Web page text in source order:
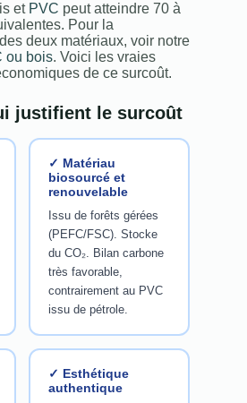
et PVC peut atteindre 70 à
Pour la
deux matériaux, voir notre
ou bois. Voici les vraies
de ce surcoût.
justifient le surcoût
✓ Matériau
biosourcé et
renouvelable
Issu de forêts gérées
(PEFC/FSC). Stocke
du CO₂. Bilan carbone
très favorable,
contrairement au PVC
issu de pétrole.
✓ Esthétique
authentique